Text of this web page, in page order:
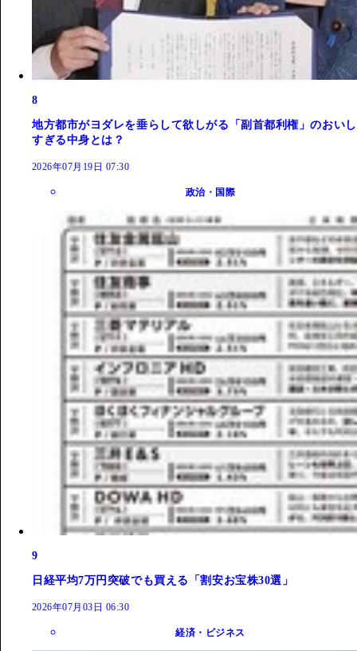
8
地方都市がヨダレを垂らして欲しがる「副首都利権」のおいし
すぎる中身とは？
2026年07月19日 07:30
政治・国際
9
日経平均7万円突破でも買える「割安お宝株30選」
2026年07月03日 06:30
経済・ビジネス